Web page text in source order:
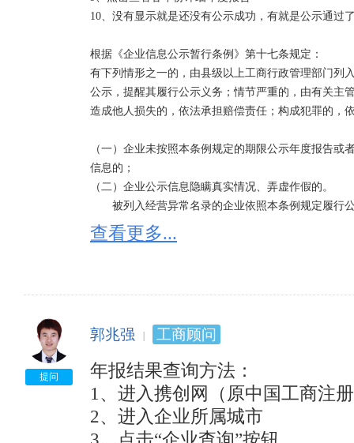
10、没有显示就是还没有公示成功，有就是公示通过
根据《企业信息公示暂行条例》第十七条规定：
有下列情形之一的，由县级以上工商行政管理部门列
公示，提醒其履行公示义务；情节严重的，由有关主
造成他人损失的，依法承担赔偿责任；构成犯罪的，
（一）企业未按照本条例规定的期限公示年度报告
信息的；
（二）企业公示信息隐瞒真实情况、弄虚作假的。
被列入经营异常名录的企业依照本条例规定履行
异常名录；满3年未依照本条例规定履行公示义务的
市人民政府工商行政管理部门列入严重违法企业名单
被列入经营异常名录有什么后果：
中，同时建立部门联动响应机制，规定县级以上地方
工商行政管理机关依法予以处罚，并将企业法定代
关部门，形成“一处违法，处处受限”的机制。
企业今后在、政府采购、工程招投标、国有土地出让
查看更多...
提问
郭兆强 工商顾问
年报结果查询方法：
1、进入携创网（原中国工商注
2、进入企业所属城市